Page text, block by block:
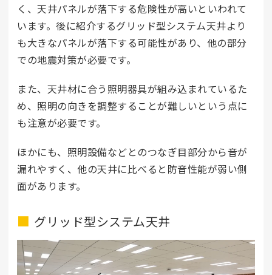
く、天井パネルが落下する危険性が高いといわれて
います。後に紹介するグリッド型システム天井より
も大きなパネルが落下する可能性があり、他の部分
での地震対策が必要です。
また、天井材に合う照明器具が組み込まれているた
め、照明の向きを調整することが難しいという点に
も注意が必要です。
ほかにも、照明設備などとのつなぎ目部分から音が
漏れやすく、他の天井に比べると防音性能が弱い側
面があります。
グリッド型システム天井